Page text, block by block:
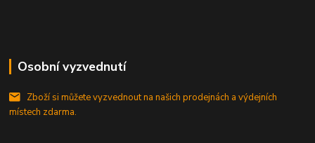
Osobní vyzvednutí
Zboží si můžete vyzvednout na našich prodejnách a výdejních
místech zdarma.